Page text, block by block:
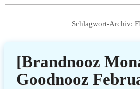
Schlagwort-Archiv:
[Brandnooz
Goodnooz